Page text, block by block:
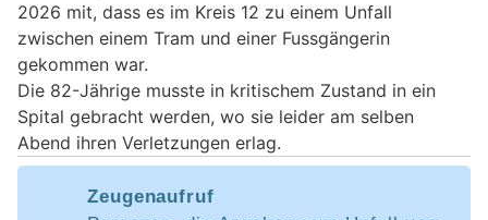
2026 mit, dass es im Kreis 12 zu einem Unfall
zwischen einem Tram und einer Fussgängerin
gekommen war.
Die 82-Jährige musste in kritischem Zustand in ein
Spital gebracht werden, wo sie leider am selben
Abend ihren Verletzungen erlag.
Zeugenaufruf